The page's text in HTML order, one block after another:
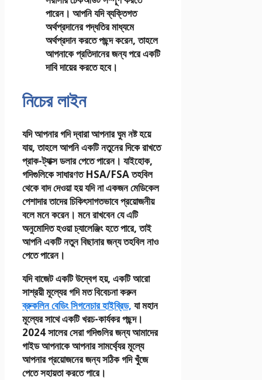
পারেন। আপনি যদি ব্যক্তিগত
অর্থপ্রদানের পদ্ধতির মাধ্যমে
অর্থপ্রদান করতে পছন্দ করেন, তাহলে
আপনাকে প্রতিদানের জন্য পরে একটি
দাবি দায়ের করতে হবে।
নিচের লাইন
যদি আপনার গদি দ্বারা আপনার ঘুম নষ্ট হয়ে
যায়, তাহলে আপনি একটি নতুনের দিকে রাখতে
প্রাক-ট্যাক্স ডলার পেতে পারেন। যাইহোক,
গদিগুলিকে সাধারণত HSA/FSA তহবিল
থেকে বাদ দেওয়া হয় যদি না একজন মেডিকেল
পেশাদার তাদের চিকিৎসাগতভাবে প্রয়োজনীয়
বলে মনে করেন। মনে রাখবেন যে এটি
অনুমোদিত হওয়া চ্যালেঞ্জিং হতে পারে, তাই
আপনি একটি নতুন বিছানার জন্য তহবিল নাও
পেতে পারেন।
যদি বাজেট একটি উদ্বেগ হয়, একটি আরো
সাশ্রয়ী মূল্যের গদি মত বিবেচনা করুন
ব্রুকলিন বেডিং সিগনেচার হাইব্রিড, যা মহান
মূল্যের সাথে একটি খরচ-কার্যকর পছন্দ।
2024 সালের সেরা গদিগুলির জন্য আমাদের
গাইড আপনাকে আপনার সামর্থ্যের মূল্যে
আপনার প্রয়োজনের জন্য সঠিক গদি খুঁজে
পেতে সহায়তা করতে পারে।